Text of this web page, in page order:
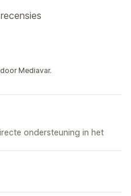
Mediavar.
ondersteuning in het